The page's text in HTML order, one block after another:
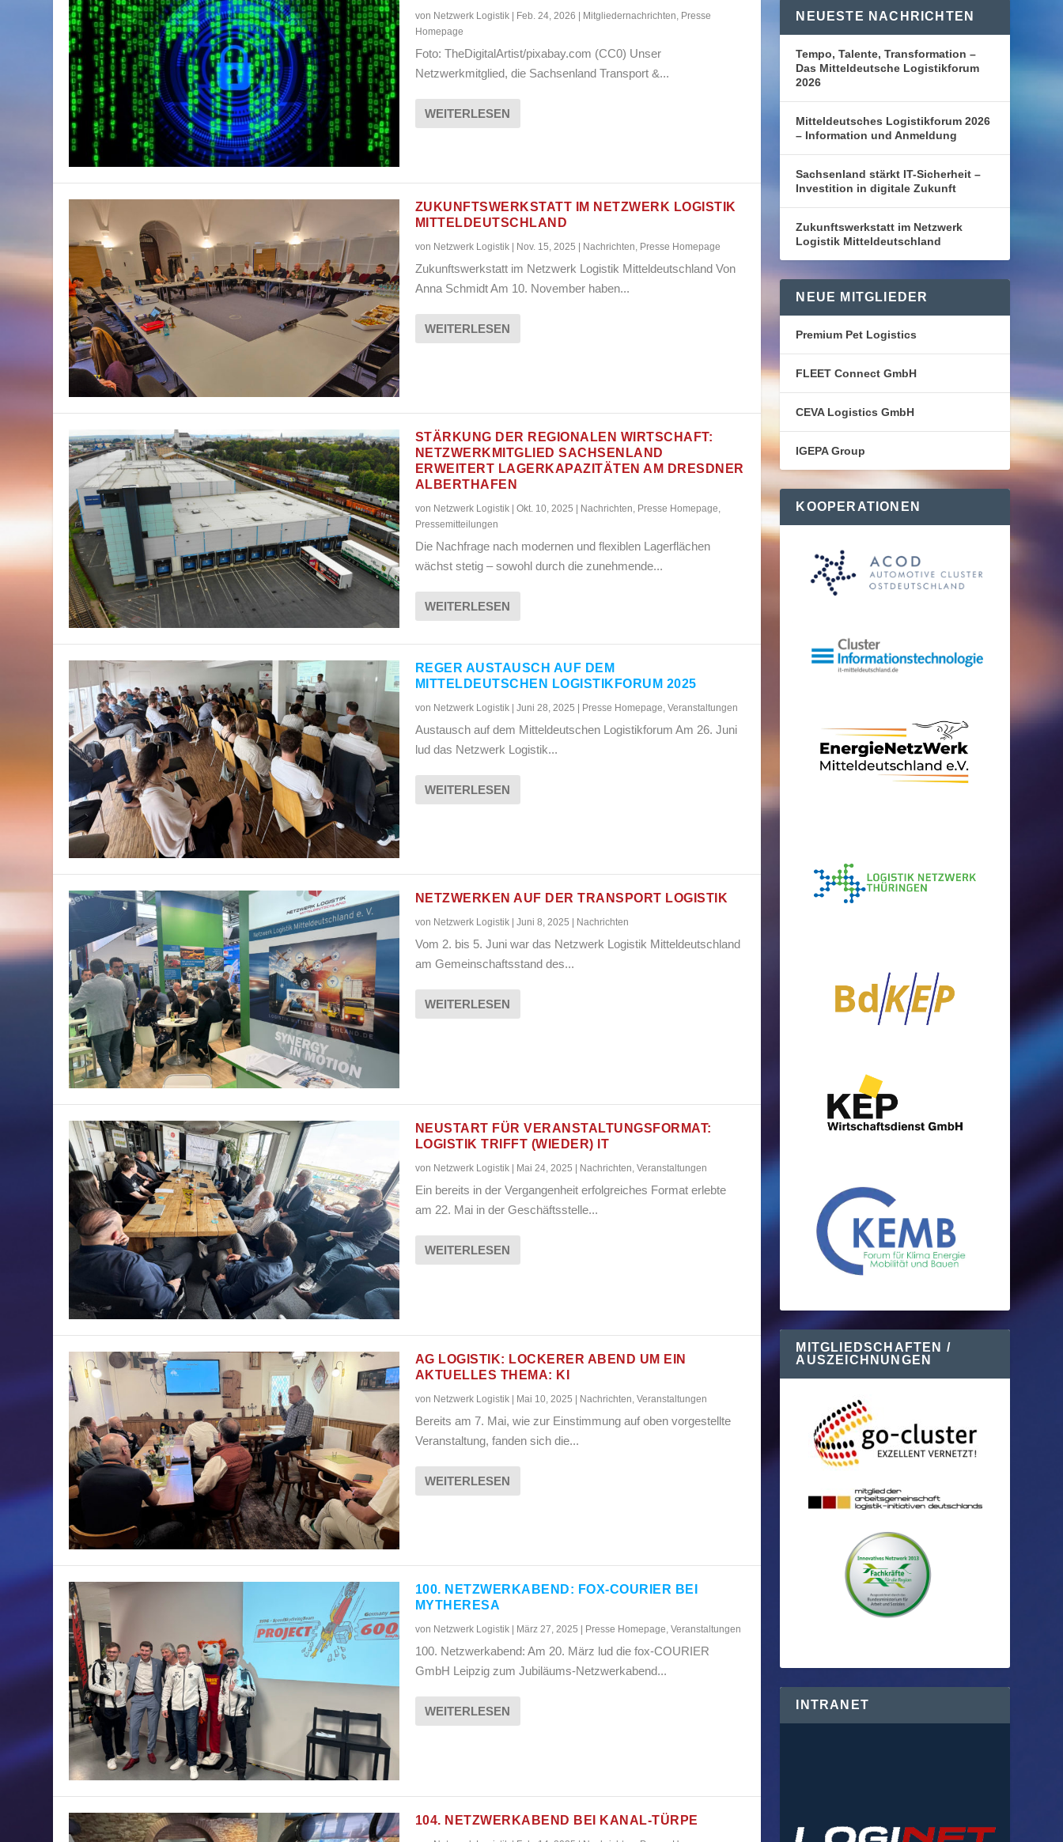
von Netzwerk Logistik| Feb. 24, 2026 Mitgliedernachrichten, Presse
Homepage
Foto: TheDigitalArtist/pixabay.com (CC0) Unser
Netzwerkmitglied, die Sachsenland Transport &...
WEITERLESEN
ZUKUNFTSWERKSTATT IM NETZWERK LOGISTIK
MITTELDEUTSCHLAND
von Netzwerk Logistik| Nov. 15, 2025 | Nachrichten Presse Homepage
Zukunftswerkstatt im Netzwerk Logistik Mitteldeutschland Von
Anna Schmidt Am 10. November haben...
WEITERLESEN
STÄRKUNG DER REGIONALEN WIRTSCHAFT:
NETZWERKMITGLIED SACHSENLAND
ERWEITERT LAGERKAPAZITÄTEN AM DRESDNER
ALBERTHAFEN
von Netzwerk Logistik| Okt. 10, 2025 Nachrichten, Presse Homepage,
Pressemitteilungen
Die Nachfrage nach modernen und flexiblen Lagerflächen
wächst stetig – sowohl durch die zunehmende...
WEITERLESEN
REGER AUSTAUSCH AUF DEM
MITTELDEUTSCHEN LOGISTIKFORUM 2025
von Netzwerk Logistik| Juni 28, 2025 | Presse Homepage Veranstaltungen
Austausch auf dem Mitteldeutschen Logistikforum Am 26. Juni
lud das Netzwerk Logistik...
WEITERLESEN
NETZWERKEN AUF DER TRANSPORT LOGISTIK
von Netzwerk Logistik| Juni 8, 2025 Nachrichten
Vom 2. bis 5. Juni war das Netzwerk Logistik Mitteldeutschland
am Gemeinschaftsstand des...
WEITERLESEN
NEUSTART FÜR VERANSTALTUNGSFORMAT:
LOGISTIK TRIFFT (WIEDER) IT
von Netzwerk Logistik| Mai 24, 2025 Nachrichten, Veranstaltungen
Ein bereits in der Vergangenheit erfolgreiches Format erlebte
am 22. Mai in der Geschäftsstelle...
WEITERLESEN
AG LOGISTIK: LOCKERER ABEND UM EIN
AKTUELLES THEMA: KI
von Netzwerk Logistik| Mai 10, 2025 | Nachrichten Veranstaltungen
Bereits am 7. Mai, wie zur Einstimmung auf oben vorgestellte
Veranstaltung, fanden sich die...
WEITERLESEN
100. NETZWERKABEND: FOX-COURIER BEI
MYTHERESA
von Netzwerk Logistik| März 27, 2025 Presse Homepage, Veranstaltungen
100. Netzwerkabend: Am 20. März lud die fox-COURIER
GmbH Leipzig zum Jubiläums-Netzwerkabend...
WEITERLESEN
104. NETZWERKABEND BEI KANAL-TÜRPE
NEUESTE NACHRICHTEN
Tempo, Talente, Transformation –
Das Mitteldeutsche Logistikforum
2026
Mitteldeutsches Logistikforum 2026
– Information und Anmeldung
Sachsenland stärkt IT-Sicherheit –
Investition in digitale Zukunft
Zukunftswerkstatt im Netzwerk
Logistik Mitteldeutschland
NEUE MITGLIEDER
Premium Pet Logistics
FLEET Connect GmbH
CEVA Logistics GmbH
IGEPA Group
KOOPERATIONEN
MITGLIEDSCHAFTEN /
AUSZEICHNUNGEN
INTRANET